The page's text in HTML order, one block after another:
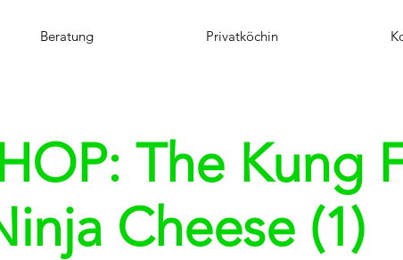
Beratung Privatköchin
The Kung
Cheese (1)